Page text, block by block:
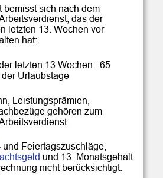
bemisst sich nach dem
das der
letzten 13. Wochen vor
hat:
letzten 13 Wochen : 65
Urlaubstage
Leistungsprämien,
gehören zum
und Feiertagszuschläge,
und 13. Monatsgehalt
nicht berücksichtigt.